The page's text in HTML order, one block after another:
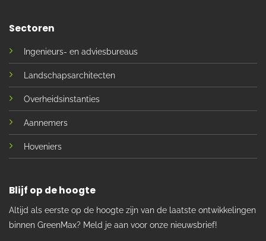
Sectoren
Ingenieurs- en adviesbureaus
Landschapsarchitecten
Overheidsinstanties
Aannemers
Hoveniers
Blijf op de hoogte
Altijd als eerste op de hoogte zijn van de laatste ontwikkelingen
binnen GreenMax? Meld je aan voor onze nieuwsbrief!